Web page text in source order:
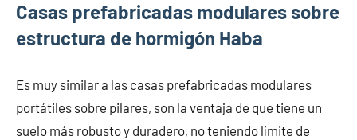
Casas prefabricadas modulares sobre
estructura de hormigón Haba
Es muy similar a las casas prefabricadas modulares
portátiles sobre pilares, son la ventaja de que tiene un
suelo más robusto y duradero, no teniendo límite de